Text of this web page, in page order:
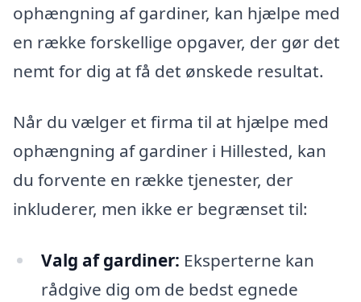
ophængning af gardiner, kan hjælpe med
en række forskellige opgaver, der gør det
nemt for dig at få det ønskede resultat.
Når du vælger et firma til at hjælpe med
ophængning af gardiner i Hillested, kan
du forvente en række tjenester, der
inkluderer, men ikke er begrænset til:
Valg af gardiner: Eksperterne kan
rådgive dig om de bedst egnede